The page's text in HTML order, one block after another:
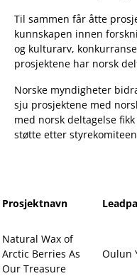
Til sammen får åtte
kunnskapen innen
og kulturarv,
prosjektene har norsk
Norske myndigheter
sju prosjektene med
med norsk deltagelse
støtte etter
Prosjektnavn
Natural Wax of
Arctic Berries As
Our Treasure
Oulun